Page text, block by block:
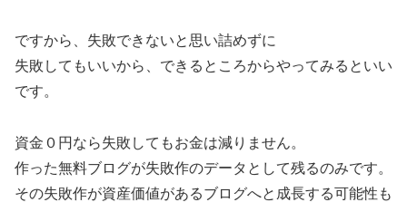
ですから、失敗できないと思い詰めずに
失敗してもいいから、できるところからやってみるといい
です。
資金０円なら失敗してもお金は減りません。
作った無料ブログが失敗作のデータとして残るのみです。
その失敗作が資産価値があるブログへと成長する可能性も